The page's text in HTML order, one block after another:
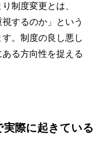
制度変更とは、
するのか」という
。制度の良し悪し
る方向性を捉える
際に起きている